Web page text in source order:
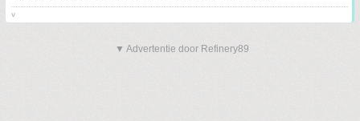
v
▼ Advertentie door Refinery89